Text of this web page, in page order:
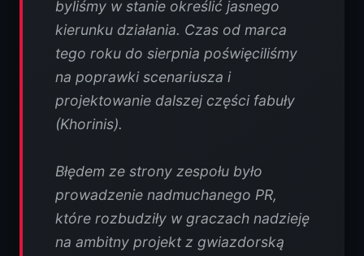
byliśmy w stanie określić jasnego
kierunku działania. Czas od marca
tego roku do sierpnia poświęciliśmy
na poprawki scenariusza i
projektowanie dalszej części fabuły
(Khorinis).
Błędem ze strony zespołu było
prowadzenie nadmuchanego PR,
które rozbudziły w graczach nadzieję
na ambitny projekt z gwiazdorską